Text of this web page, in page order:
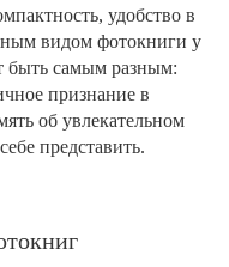
удобство в
видом фотокниги у
быть самым разным:
признание в
об увлекательном
представить.